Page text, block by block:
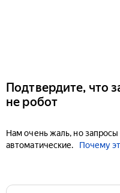
Подтвердите, что
не робот
Нам очень жаль, но
автоматические.
Почему